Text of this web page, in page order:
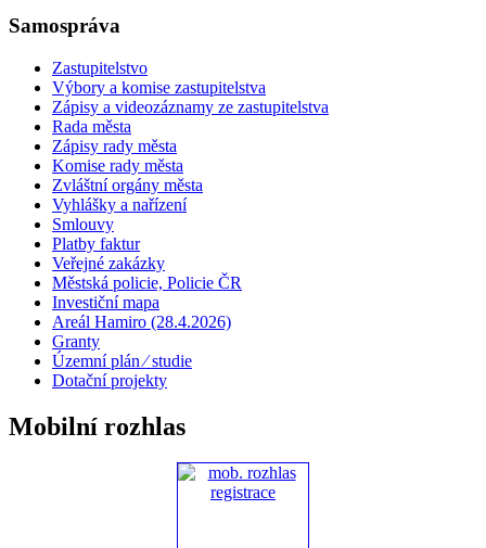
Samospráva
Zastupitelstvo
Výbory a komise zastupitelstva
Zápisy a videozáznamy ze zastupitelstva
Rada města
Zápisy rady města
Komise rady města
Zvláštní orgány města
Vyhlášky a nařízení
Smlouvy
Platby faktur
Veřejné zakázky
Městská policie, Policie ČR
Investiční mapa
Areál Hamiro (28.4.2026)
Granty
Územní plán ⁄ studie
Dotační projekty
Mobilní rozhlas